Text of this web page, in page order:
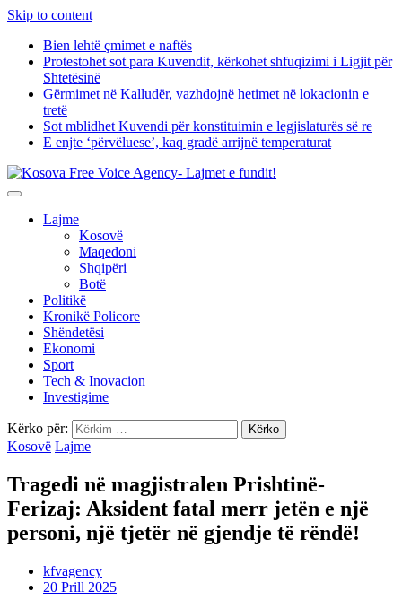
Skip to content
Bien lehtë çmimet e naftës
Protestohet sot para Kuvendit, kërkohet shfuqizimi i Ligjit për
Shtetësinë
Gërmimet në Kalludër, vazhdojnë hetimet në lokacionin e
tretë
Sot mblidhet Kuvendi për konstituimin e legjislaturës së re
E enjte ‘përvëluese’, kaq gradë arrijnë temperaturat
Lajme
Kosovë
Maqedoni
Shqipëri
Botë
Politikë
Kronikë Policore
Shëndetësi
Ekonomi
Sport
Tech & Inovacion
Investigime
Kërko për:
Kosovë Lajme
Tragedi në magjistralen Prishtinë-
Ferizaj: Aksident fatal merr jetën e një
personi, një tjetër në gjendje të rëndë!
kfvagency
20 Prill 2025